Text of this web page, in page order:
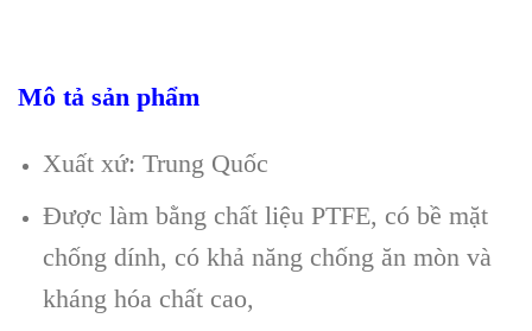
Mô tả sản phẩm
Xuất xứ: Trung Quốc
Được làm bằng chất liệu PTFE, có bề mặt
chống dính, có khả năng chống ăn mòn và
kháng hóa chất cao,